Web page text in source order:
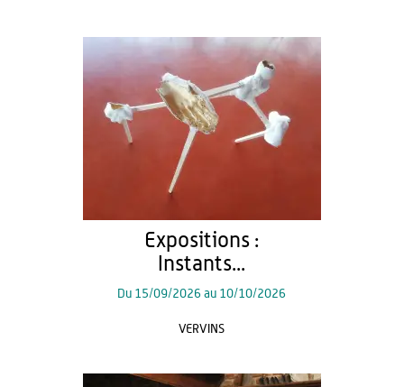
Expositions :
Instants...
Du 15/09/2026 au 10/10/2026
VERVINS